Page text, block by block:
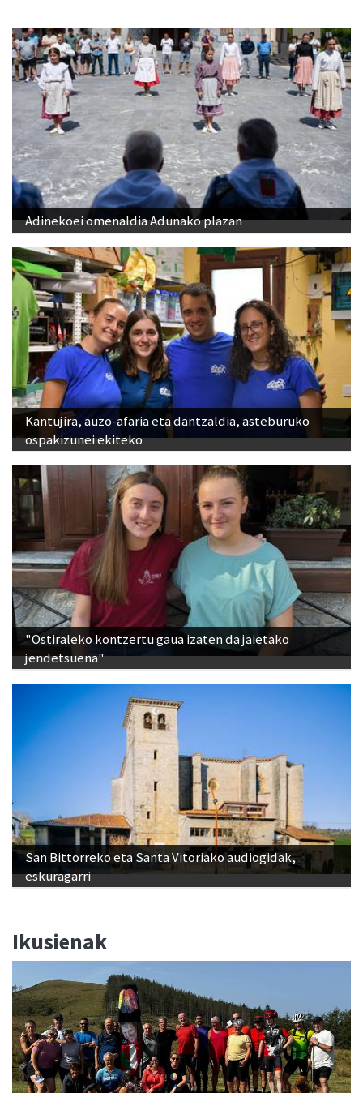
Adinekoei omenaldia Adunako plazan
Kantujira, auzo-afaria eta dantzaldia, asteburuko
ospakizunei ekiteko
"Ostiraleko kontzertu gaua izaten da jaietako
jendetsuena"
San Bittorreko eta Santa Vitoriako audiogidak,
eskuragarri